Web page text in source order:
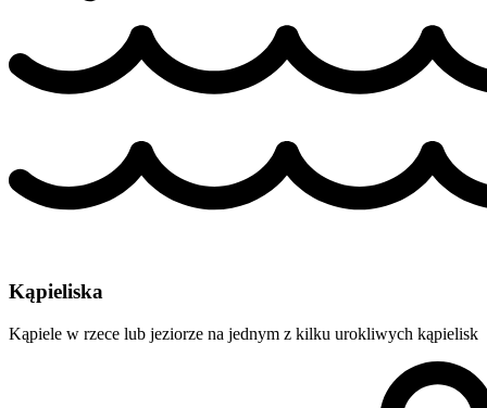
Kąpieliska
Kąpiele w rzece lub jeziorze na jednym z kilku urokliwych kąpielisk